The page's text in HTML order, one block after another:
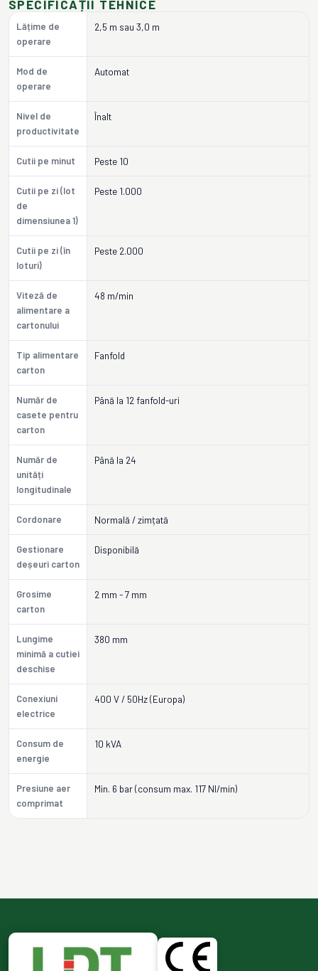
SPECIFICAȚII TEHNICE
Lățime de
operare
2,5 m sau 3,0 m
Mod de
operare
Automat
Nivel de
productivitate
Înalt
Cutii pe minut Peste 10
Cutii pe zi (lot
de
dimensiunea 1)
Peste 1.000
Cutii pe zi (în
loturi)
Peste 2.000
Viteză de
alimentare a
cartonului
48 m/min
Tip alimentare
carton
Fanfold
Număr de
casete pentru
carton
Până la 12 fanfold-uri
Număr de
unități
longitudinale
Până la 24
Cordonare Normală / zimțată
Gestionare
deșeuri carton
Disponibilă
Grosime
carton
2 mm - 7 mm
Lungime
minimă a cutiei
deschise
380 mm
Conexiuni
electrice
400 V / 50Hz (Europa)
Consum de
energie
10 kVA
Presiune aer
comprimat
Min. 6 bar (consum max. 117 Nl/min)